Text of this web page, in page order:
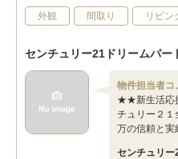
外観 間取り リビン
センチュリー21ドリームパー
物件担当者コ
★★新生活応
チュリー２１
万の信頼と実
センチュリー